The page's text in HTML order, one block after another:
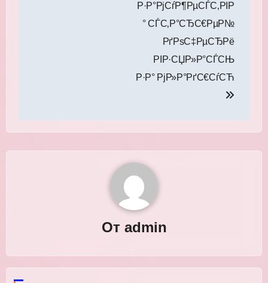
Р·Р°РјСѓР¶РµСЃС‚РІР
° СЃС‚Р°СЂС€РµР№
РґРѕС‡РµСЂРё
РІР·СЏР»Р°СЃСЊ
Р·Р° РјР»Р°РґС€СѓСЋ
От admin